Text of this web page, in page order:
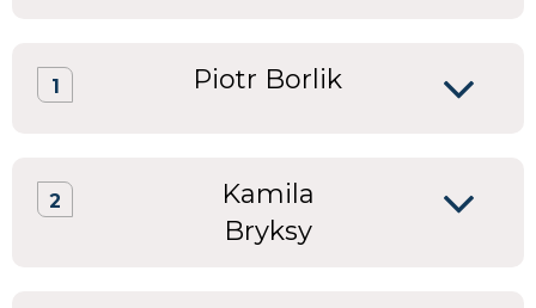
1 Piotr Borlik
2
Kamila
Bryksy